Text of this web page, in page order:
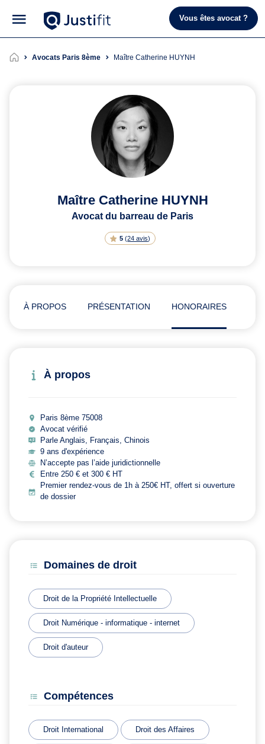
Vous êtes avocat ?
Avocats Paris 8ème Maître Catherine HUYNH
Maître Catherine HUYNH
Avocat du barreau de Paris
5(24 avis)
À PROPOS PRÉSENTATION HONORAIRES
À propos
Paris 8ème 75008
Avocat vérifié
Parle Anglais, Français, Chinois
9 ans d'expérience
N’accepte pas l’aide juridictionnelle
Entre 250 € et 300 € HT
Premier rendez-vous de 1h à 250€ HT, offert si ouverture
de dossier
Domaines de droit
Droit de la Propriété Intellectuelle
Droit Numérique - informatique - internet
Droit d'auteur
Compétences
Droit International Droit des Affaires